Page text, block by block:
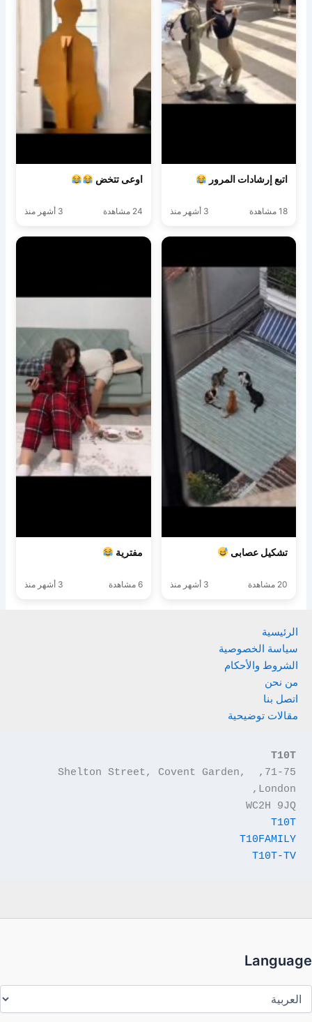
اتبع إرشادات المرور
18 مشاهدة 3 أشهر منذ
اوعى تتخض
24 مشاهدة 3 أشهر منذ
تشكيل عصابى
20 مشاهدة 3 أشهر منذ
مفترية
6 مشاهدة 3 أشهر منذ
الرئيسية
سياسة الخصوصية
الشروط والأحكام
من نحن
اتصل بنا
مقالات توضيحية
T10T
71-75, Shelton Street, Covent Garden,
London,
WC2H 9JQ
T10T
T10FAMILY
T10T-TV
Language